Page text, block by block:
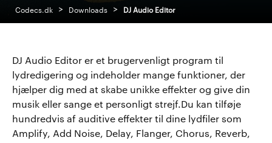
Codecs.dk > Downloads > DJ Audio Editor
DJ Audio Editor er et brugervenligt program til
lydredigering og indeholder mange funktioner, der
hjælper dig med at skabe unikke effekter og give din
musik eller sange et personligt strejf.Du kan tilføje
hundredvis af auditive effekter til dine lydfiler som
Amplify, Add Noise, Delay, Flanger, Chorus, Reverb,